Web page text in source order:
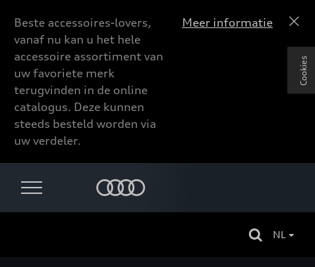
Beste accessoires-lovers,
vanaf nu kan u het hele
accessoire assortiment van
uw favoriete merk
terugvinden in de online
catalogus. Deze kunnen
steeds besteld worden via
uw verdeler.
Meer informatie
NL
Cookies